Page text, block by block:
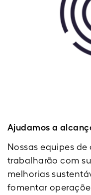
Ajudamos a
Nossas equipes
trabalharão com
melhorias
fomentar